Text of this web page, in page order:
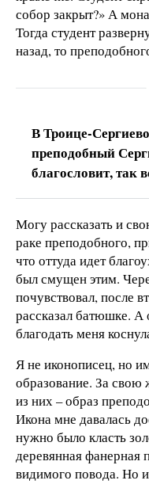
собор закрыт?» А
Тогда студент
назад, то
В Троице-
преподобный
благословит, так
Могу рассказать и
раке преподобного,
что оттуда идет
был смущен этим.
почувствовал, после
рассказал батюшке. А
благодать меня
Я не иконописец, но
образование. За свою
из них – образ
Икона мне давалась
нужно было класть
деревянная фанерная
видимого повода. Но